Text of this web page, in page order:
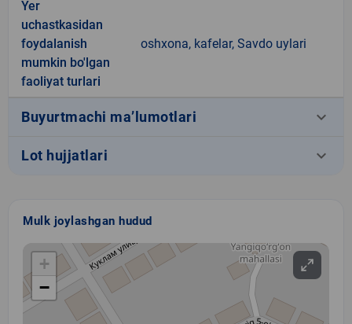
Yer
uchastkasidan
foydalanish
mumkin bo'lgan
faoliyat turlari
oshxona, kafelar, Savdo uylari
Buyurtmachi ma’lumotlari keyboard_arrow_down
Lot hujjatlari keyboard_arrow_down
Mulk joylashgan hudud
+
−